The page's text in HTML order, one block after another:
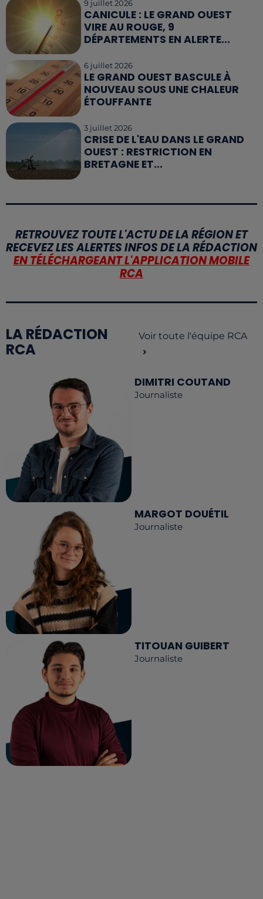
9 juillet 2026
CANICULE : LE GRAND OUEST
VIRE AU ROUGE, 9
DÉPARTEMENTS EN ALERTE...
6 juillet 2026
LE GRAND OUEST BASCULE À
NOUVEAU SOUS UNE CHALEUR
ÉTOUFFANTE
3 juillet 2026
CRISE DE L'EAU DANS LE GRAND
OUEST : RESTRICTION EN
BRETAGNE ET...
RETROUVEZ TOUTE L'ACTU DE LA RÉGION ET
RECEVEZ LES ALERTES INFOS DE LA RÉDACTION
EN TÉLÉCHARGEANT L'APPLICATION MOBILE
RCA
LA RÉDACTION
RCA
Voir toute l'équipe RCA
DIMITRI COUTAND
Journaliste
MARGOT DOUÉTIL
Journaliste
TITOUAN GUIBERT
Journaliste